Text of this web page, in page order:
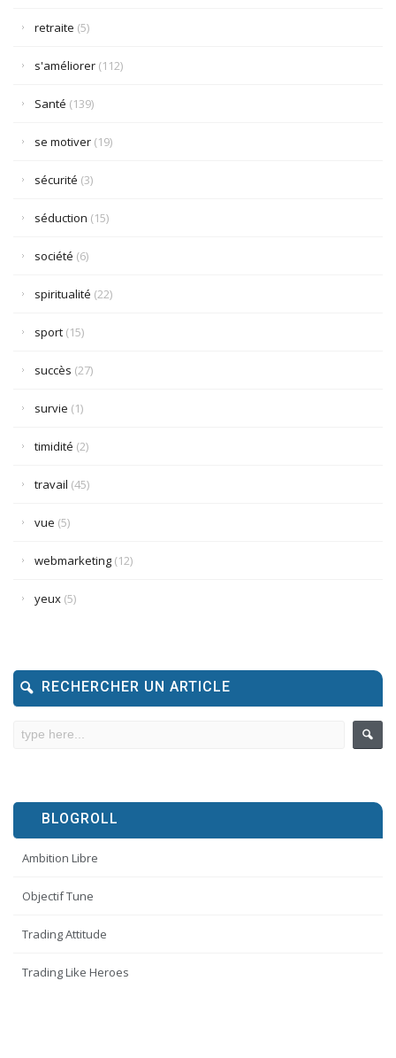
retraite (5)
s'améliorer (112)
Santé (139)
se motiver (19)
sécurité (3)
séduction (15)
société (6)
spiritualité (22)
sport (15)
succès (27)
survie (1)
timidité (2)
travail (45)
vue (5)
webmarketing (12)
yeux (5)
RECHERCHER UN ARTICLE
BLOGROLL
Ambition Libre
Objectif Tune
Trading Attitude
Trading Like Heroes